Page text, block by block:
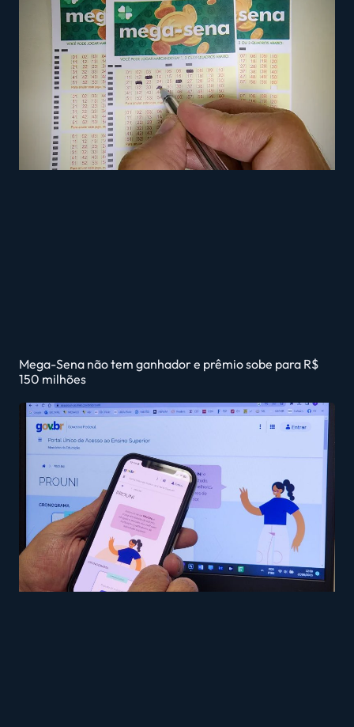
Mega-Sena não tem ganhador e prêmio sobe para R$
150 milhões